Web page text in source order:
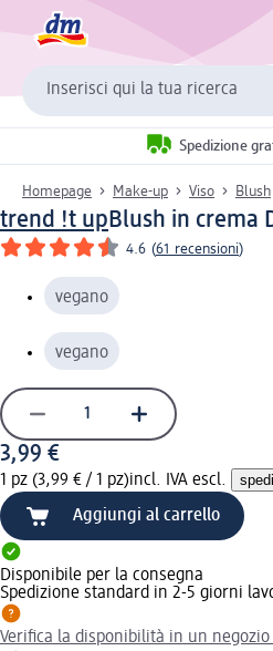
Inserisci qui la tua ricerca
Spedizione
Homepage Make-up Viso Blush
trend !t upBlush in crema
4.6 (61 recensioni)
vegano
vegano
3,99 €
1 pz (3,99 € / 1 pz)incl. IVA escl.
Aggiungi al carrello
Disponibile per la consegna
Spedizione standard in 2-5 giorni
Verifica la disponibilità in un negozio